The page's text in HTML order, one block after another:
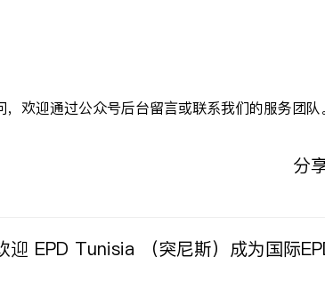
欢迎通过公众号后台留言或联系我们的服务团队。
分
迎 EPD Tunisia （突尼斯）成为国际